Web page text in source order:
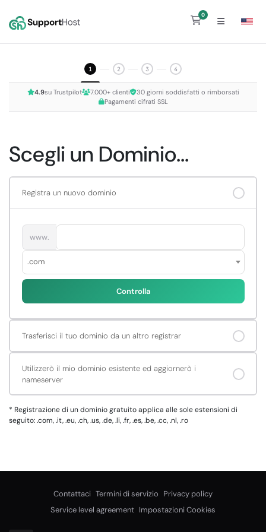
0
Carrello
1 2 3 4
4.9su Trustpilot 7.000+ clienti
30 giorni soddisfatti o rimborsati
Pagamenti cifrati SSL
Scegli un Dominio...
Registra un nuovo dominio
www.
.com
Controlla
Trasferisci il tuo dominio da un altro registrar
Utilizzerò il mio dominio esistente ed aggiornerò i
nameserver
* Registrazione di un dominio gratuito applica alle sole estensioni di
seguito: .com, .it, .eu, .ch, .us, .de, .li, .fr, .es, .be, .cc, .nl, .ro
Contattaci Termini di servizio Privacy policy
Service level agreement Impostazioni Cookies